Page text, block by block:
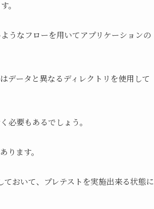
。
うなフローを用いてアプリケーションの
データと異なるディレクトリを使用して
必要もあるでしょう。
ります。
おいて、プレテストを実施出来る状態に